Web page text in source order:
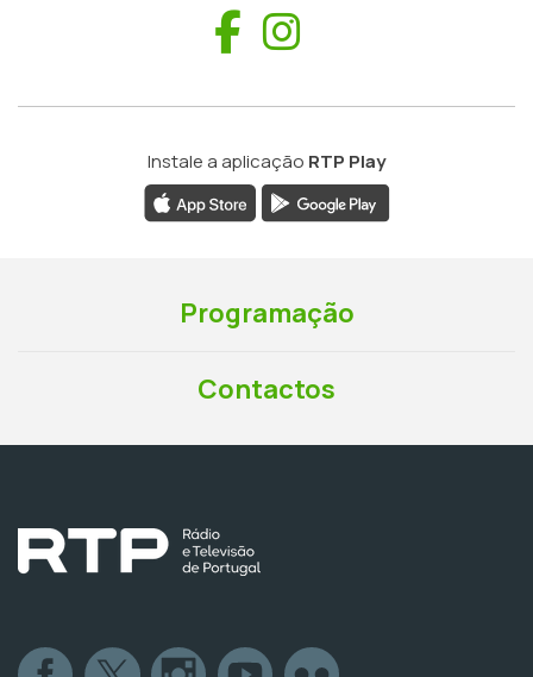
Facebook
Instale a aplicação RTP Play
Programação
Contactos